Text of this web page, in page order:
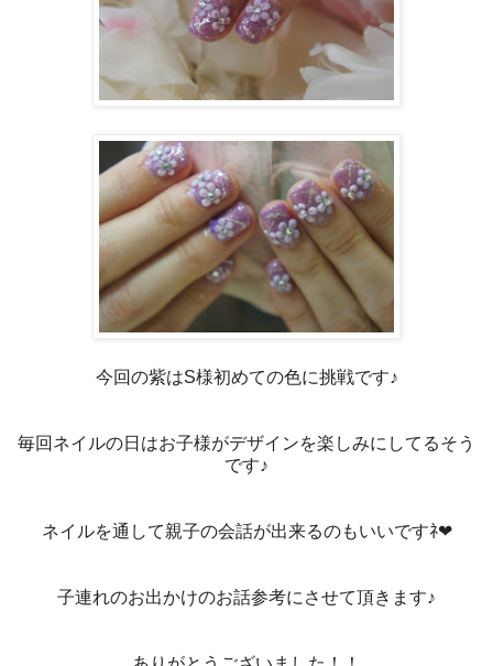
今回の紫はS様初めての色に挑戦です♪
毎回ネイルの日はお子様がデザインを楽しみにしてるそう
です♪
ネイルを通して親子の会話が出来るのもいいですﾈ❤
子連れのお出かけのお話参考にさせて頂きます♪